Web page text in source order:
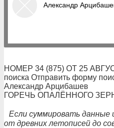
Александр
НОМЕР 34 (875) ОТ 25
поиска Отправить форму
Александр Арцибашев
ГОРЕЧЬ ОПАЛЁННОГО
Если суммировать данные
от древних летописей до